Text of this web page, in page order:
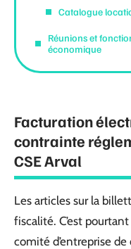
Catalogue
Réunions et
économique
Facturation
contrainte
CSE Arval
Les articles sur la
fiscalité. C’est
comité d’entreprise de